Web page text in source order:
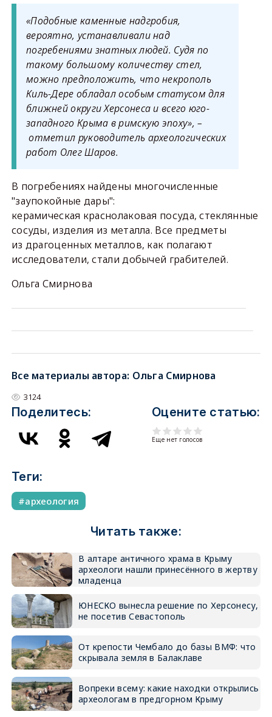
«Подобные каменные надгробия,
вероятно, устанавливали над
погребениями знатных людей. Судя по
такому большому количеству стел,
можно предположить, что некрополь
Киль-Дере обладал особым статусом для
ближней округи Херсонеса и всего юго-
западного Крыма в римскую эпоху», –
отметил руководитель археологических
работ Олег Шаров.
В погребениях найдены многочисленные
"заупокойные дары":
керамическая краснолаковая посуда, стеклянные
сосуды, изделия из металла. Все предметы
из драгоценных металлов, как полагают
исследователи, стали добычей грабителей.
Ольга Смирнова
Все материалы автора: Ольга Смирнова
3124
Поделитесь: Оцените статью:
Еще нет голосов
Теги:
археология
Читать также:
В алтаре античного храма в Крыму
археологи нашли принесённого в жертву
младенца
ЮНЕСКО вынесла решение по Херсонесу,
не посетив Севастополь
От крепости Чембало до базы ВМФ: что
скрывала земля в Балаклаве
Вопреки всему: какие находки открылись
археологам в предгорном Крыму